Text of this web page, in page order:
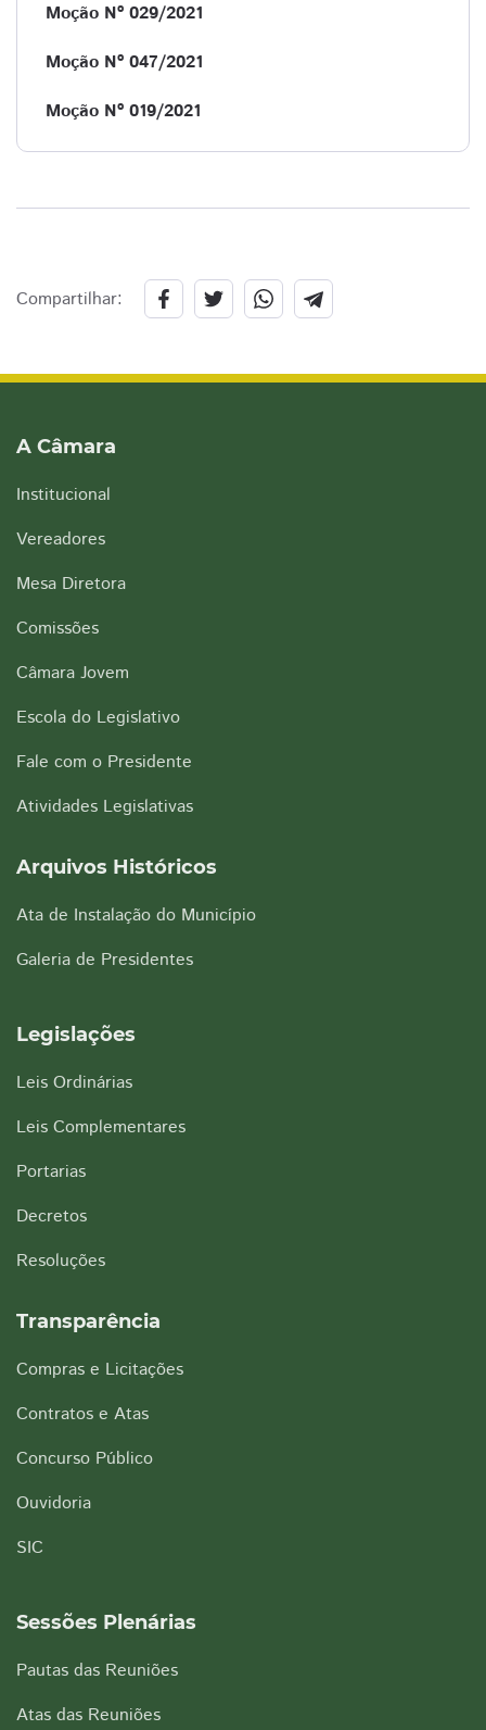
Moção Nº 029/2021
Moção Nº 047/2021
Moção Nº 019/2021
Compartilhar:
A Câmara
Institucional
Vereadores
Mesa Diretora
Comissões
Câmara Jovem
Escola do Legislativo
Fale com o Presidente
Atividades Legislativas
Arquivos Históricos
Ata de Instalação do Município
Galeria de Presidentes
Legislações
Leis Ordinárias
Leis Complementares
Portarias
Decretos
Resoluções
Transparência
Compras e Licitações
Contratos e Atas
Concurso Público
Ouvidoria
SIC
Sessões Plenárias
Pautas das Reuniões
Atas das Reuniões